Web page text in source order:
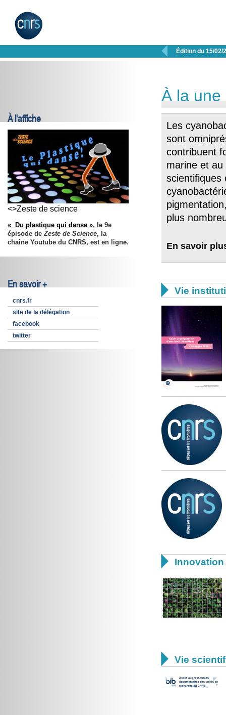
 Édition du 15/02/
À l'affiche
<>Zeste de science
« Du plastique qui danse », le 9e
épisode de Zeste de Science, la
chaine Youtube du CNRS, est en ligne.
En savoir +
cnrs.fr
site de la délégation
facebook
twitter
À la une
Les
sont
contribuent
marine et
scientifiques
plus
En savoir
 Vie

 Vie